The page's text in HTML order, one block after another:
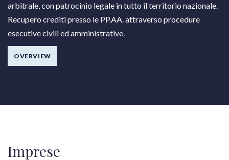
arbitrale, con patrocinio legale in tutto il territorio nazionale.
Recupero crediti presso le PP.AA. attraverso procedure
esecutive civili ed amministrative.
OVERVIEW
Imprese